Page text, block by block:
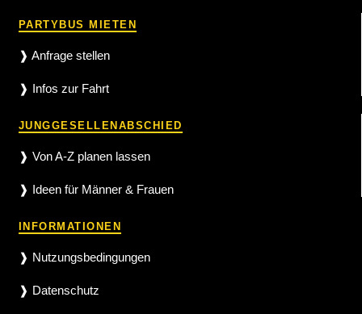
PARTYBUS MIETEN
❱ Anfrage stellen
❱ Infos zur Fahrt
JUNGGESELLENABSCHIED
❱ Von A-Z planen lassen
❱ Ideen für Männer & Frauen
INFORMATIONEN
❱ Nutzungsbedingungen
❱ Datenschutz